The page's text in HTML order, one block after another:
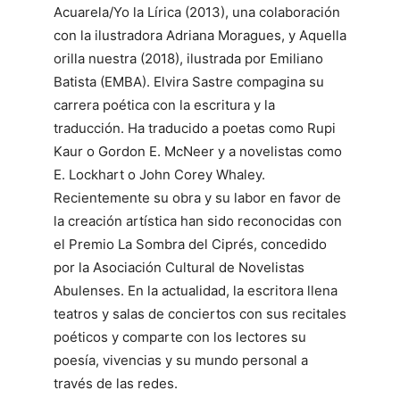
Acuarela/Yo la Lírica (2013), una colaboración
con la ilustradora Adriana Moragues, y Aquella
orilla nuestra (2018), ilustrada por Emiliano
Batista (EMBA). Elvira Sastre compagina su
carrera poética con la escritura y la
traducción. Ha traducido a poetas como Rupi
Kaur o Gordon E. McNeer y a novelistas como
E. Lockhart o John Corey Whaley.
Recientemente su obra y su labor en favor de
la creación artística han sido reconocidas con
el Premio La Sombra del Ciprés, concedido
por la Asociación Cultural de Novelistas
Abulenses. En la actualidad, la escritora llena
teatros y salas de conciertos con sus recitales
poéticos y comparte con los lectores su
poesía, vivencias y su mundo personal a
través de las redes.